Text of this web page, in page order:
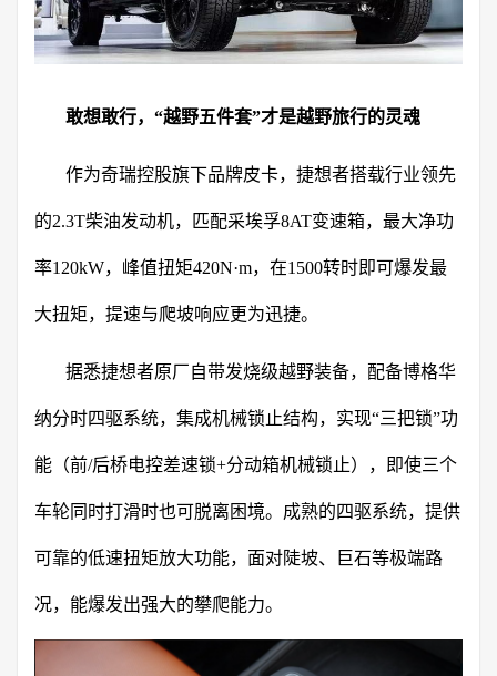
敢想敢行，“越野五件套”才是越野旅行的灵魂
作为奇瑞控股旗下品牌皮卡，捷想者搭载行业领先
的2.3T柴油发动机，匹配采埃孚8AT变速箱，最大净功
率120kW，峰值扭矩420N·m，在1500转时即可爆发最
大扭矩，提速与爬坡响应更为迅捷。
据悉捷想者原厂自带发烧级越野装备，配备博格华
纳分时四驱系统，集成机械锁止结构，实现“三把锁”功
能（前/后桥电控差速锁+分动箱机械锁止），即使三个
车轮同时打滑时也可脱离困境。成熟的四驱系统，提供
可靠的低速扭矩放大功能，面对陡坡、巨石等极端路
况，能爆发出强大的攀爬能力。